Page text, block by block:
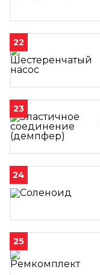
22
23
24
25